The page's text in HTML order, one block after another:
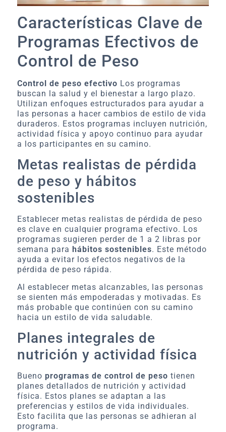
Características Clave de
Programas Efectivos de
Control de Peso
Control de peso efectivo Los programas
buscan la salud y el bienestar a largo plazo.
Utilizan enfoques estructurados para ayudar a
las personas a hacer cambios de estilo de vida
duraderos. Estos programas incluyen nutrición,
actividad física y apoyo continuo para ayudar
a los participantes en su camino.
Metas realistas de pérdida
de peso y hábitos
sostenibles
Establecer metas realistas de pérdida de peso
es clave en cualquier programa efectivo. Los
programas sugieren perder de 1 a 2 libras por
semana para hábitos sostenibles. Este método
ayuda a evitar los efectos negativos de la
pérdida de peso rápida.
Al establecer metas alcanzables, las personas
se sienten más empoderadas y motivadas. Es
más probable que continúen con su camino
hacia un estilo de vida saludable.
Planes integrales de
nutrición y actividad física
Bueno programas de control de peso tienen
planes detallados de nutrición y actividad
física. Estos planes se adaptan a las
preferencias y estilos de vida individuales.
Esto facilita que las personas se adhieran al
programa.